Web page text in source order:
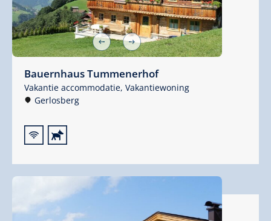
Bauernhaus Tummenerhof
Vakantie accommodatie, Vakantiewoning
Gerlosberg
🜉🔮